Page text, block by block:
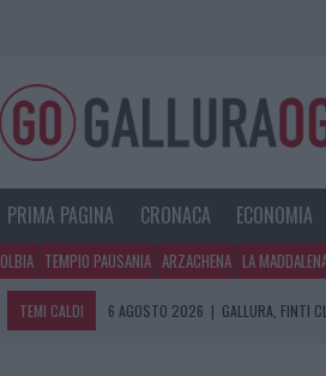
PRIMA PAGINA CRONACA ECONOMIA
OLBIA TEMPIO PAUSANIA ARZACHENA LA
TEMI CALDI 6 AGOSTO 2026 | GALLURA, FINTI
6 AGOSTO 2026 | METEO OLBIA 7